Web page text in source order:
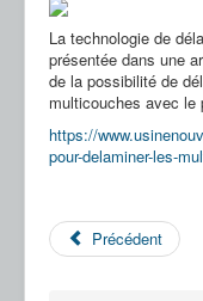
Actualités
Nos Partenaires
Nous Contacter
FAQ
La technologie de
présentée dans une
de la possibilité de
multicouches avec le
https://
pour-delaminer-les-
Précédent